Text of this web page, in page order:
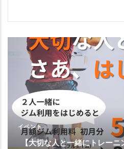
イベント
【大切な人と一緒にトレーニ